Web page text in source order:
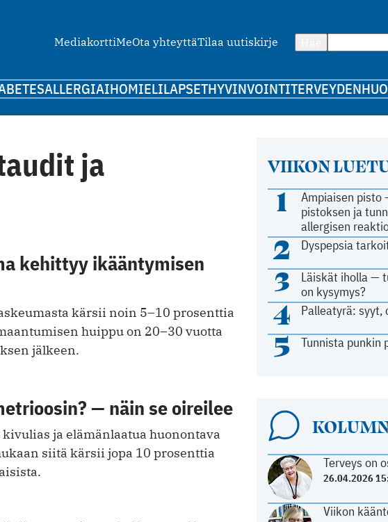
MediakorttiMeOta yhteyttäTilaa uutiskirje
ALLERGIAIHOMIELILAPSETHYVINVOINTI
ja
kehittyy ikääntymisen
kärsii noin 5–10 prosenttia
huippu on 20–30 vuotta
jälkeen.
— näin se oireilee
ja elämänlaatua huonontava
siitä kärsii jopa 10 prosenttia
VIIKON
1
Ampiaisen pisto
pistoksen ja
allergisen
2 Dyspepsia
3
Läiskät iholla —
on kysymys?
4 Palleatyrä: syyt,
5 Tunnista punkin
Terveys on
26.04.2026
Viikon